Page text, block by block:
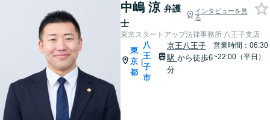
中嶋 涼 弁護
士
インタビューを見
る
東京スタートアップ法律事務所 八王子支店
東
京
都
|
八
王
子
市
京王八王子
駅 から徒歩6
分
営業時間：06:30
~22:00（平日）